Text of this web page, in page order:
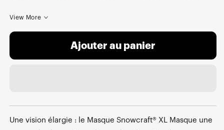
View More
Ajouter au panier
Une vision élargie : le Masque Snowcraft® XL Masque une